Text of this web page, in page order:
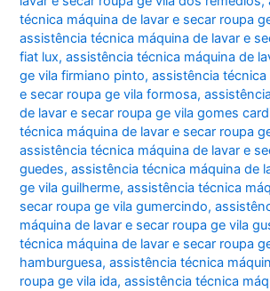
técnica máquina de lavar e secar roupa
assistência técnica máquina de lavar e
fiat lux,assistência técnica máquina de
ge vila firmiano pinto,assistência
e secar roupa ge vila formosa,
de lavar e secar roupa ge vila gomes
técnica máquina de lavar e secar roupa
assistência técnica máquina de lavar e
guedes,assistência técnica máquina de
ge vila guilherme,assistência técnica
secar roupa ge vila gumercindo,
máquina de lavar e secar roupa ge vila
técnica máquina de lavar e secar roupa
hamburguesa,assistência técnica
roupa ge vila ida,assistência técnica